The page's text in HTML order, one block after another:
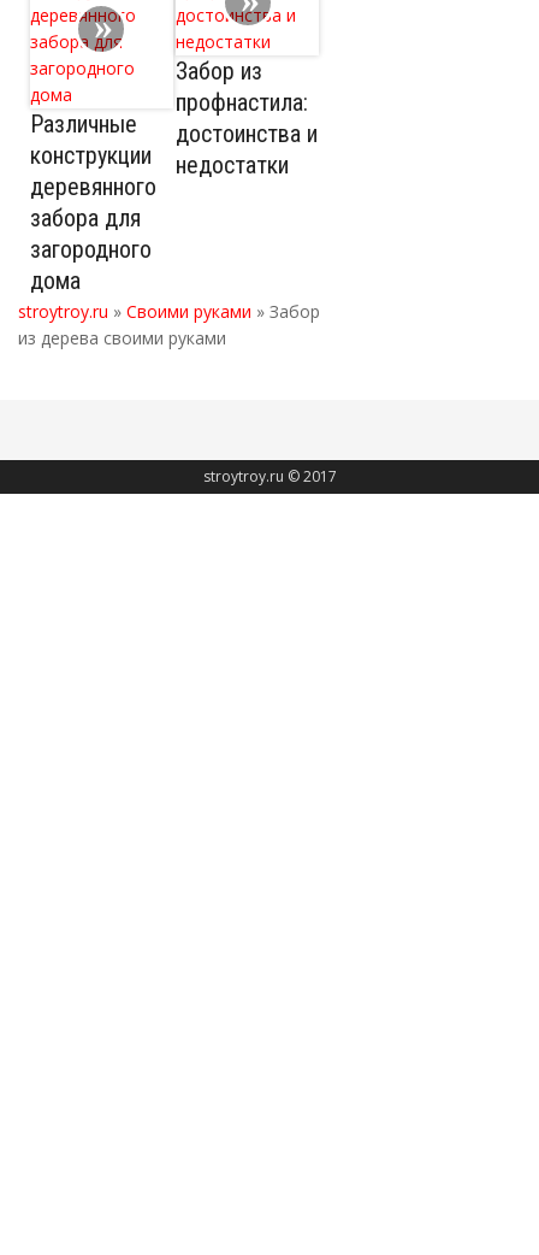
Различные
конструкции
деревянного
забора для
загородного
дома
Забор из
профнастила:
достоинства и
недостатки
stroytroy.ru » Своими руками » Забор
из дерева своими руками
stroytroy.ru © 2017